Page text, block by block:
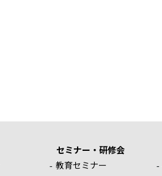
セミナー・研修会
教育セミナー